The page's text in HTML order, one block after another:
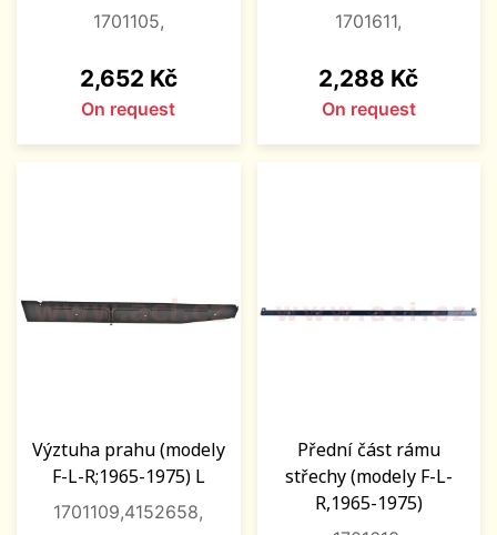
1701105,
Price
2,652 Kč
On request
1701611,
Price
2,288 Kč
On request
Výztuha prahu (modely
F-L-R;1965-1975) L
1701109,4152658,
Přední část rámu
střechy (modely F-L-
R,1965-1975)